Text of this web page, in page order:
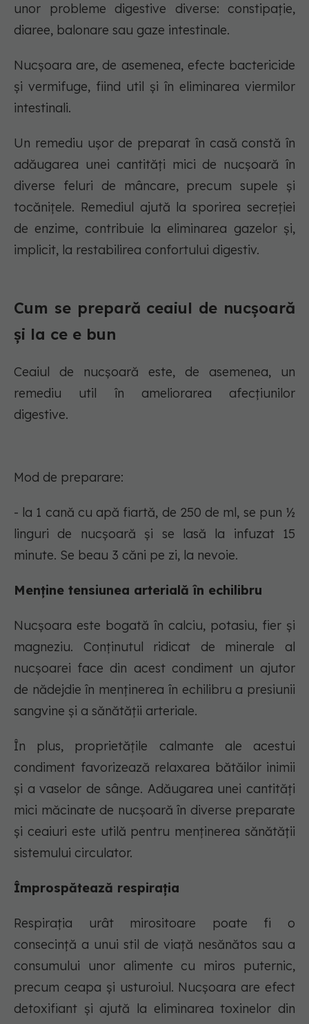
unor probleme digestive diverse: constipaţie,
diaree, balonare sau gaze intestinale.
Nucșoara are, de asemenea, efecte bactericide
şi vermifuge, fiind util şi în eliminarea viermilor
intestinali.
Un remediu uşor de preparat în casă constă în
adăugarea unei cantităţi mici de nucşoară în
diverse feluri de mâncare, precum supele şi
tocăniţele. Remediul ajută la sporirea secreţiei
de enzime, contribuie la eliminarea gazelor şi,
implicit, la restabilirea confortului digestiv.
Cum se prepară ceaiul de nucșoară
și la ce e bun
Ceaiul de nucşoară este, de asemenea, un
remediu util în ameliorarea afecţiunilor
digestive.
Mod de preparare:
- la 1 cană cu apă fiartă, de 250 de ml, se pun ½
linguri de nucşoară şi se lasă la infuzat 15
minute. Se beau 3 căni pe zi, la nevoie.
Menţine tensiunea arterială în echilibru
Nucşoara este bogată în calciu, potasiu, fier şi
magneziu. Conţinutul ridicat de minerale al
nucşoarei face din acest condiment un ajutor
de nădejdie în menţinerea în echilibru a presiunii
sangvine şi a sănătăţii arteriale.
În plus, proprietăţile calmante ale acestui
condiment favorizează relaxarea bătăilor inimii
şi a vaselor de sânge. Adăugarea unei cantităţi
mici măcinate de nucşoară în diverse preparate
şi ceaiuri este utilă pentru menţinerea sănătăţii
sistemului circulator.
Împrospătează respiraţia
Respiraţia urât mirositoare poate fi o
consecinţă a unui stil de viaţă nesănătos sau a
consumului unor alimente cu miros puternic,
precum ceapa şi usturoiul. Nucşoara are efect
detoxifiant şi ajută la eliminarea toxinelor din